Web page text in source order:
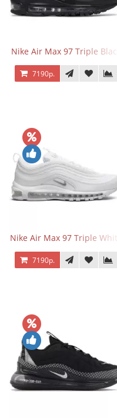
Nike Air Max 97 Triple Black
7190р.
Nike Air Max 97 Triple White
7190р.